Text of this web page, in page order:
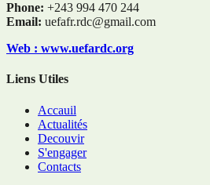
Phone: +243 994 470 244
Email: uefafr.rdc@gmail.com
Web : www.uefardc.org
Liens Utiles
Accauil
Actualités
Decouvir
S'engager
Contacts